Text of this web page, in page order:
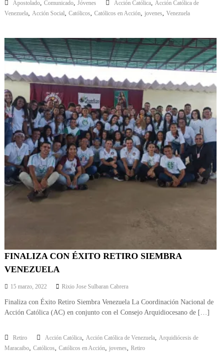
Apostolado, Comunicado, Jóvenes Acción Católica,
Acción Católica de
Venezuela, Acción Social Católicos Católicos en Acción jovenes Venezuela
FINALIZA CON ÉXITO RETIRO SIEMBRA
VENEZUELA
15 marzo, 2022 Rixio Jose Sulbaran Cabrera
Finaliza con Éxito Retiro Siembra Venezuela La Coordinación Nacional de
Acción Católica (AC) en conjunto con el Consejo Arquidiocesano de […]
Retiro Acción Católica, Acción Católica de Venezuela, Arquidiócesis de
Maracaibo, Católicos Católicos en Acción jovenes Retiro